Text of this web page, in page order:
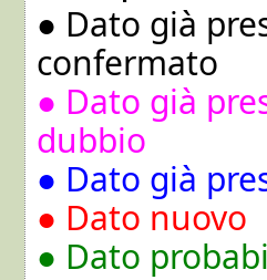
● Dato già
confermato
● Dato già
dubbio
● Dato già
● Dato nuovo
● Dato